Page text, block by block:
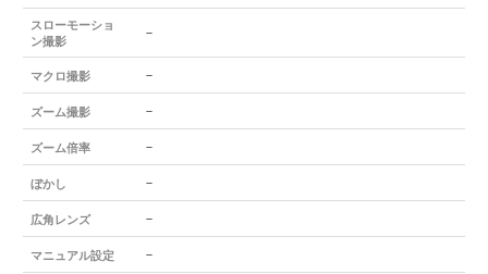
スローモーショ
ン撮影
－
マクロ撮影 －
ズーム撮影 －
ズーム倍率 －
ぼかし －
広角レンズ －
マニュアル設定 －